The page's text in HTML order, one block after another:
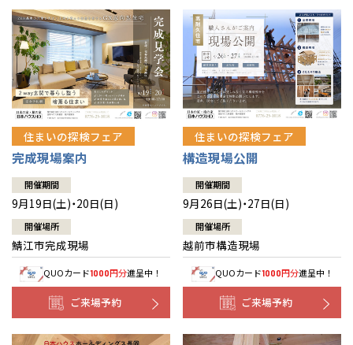
住まいの探検フェア
完成現場案内
開催期間
9月19日(土)・20日(日)
開催場所
鯖江市完成現場
QUOカード1000円分進呈中！
ご来場予約
住まいの探検フェア
構造現場公開
開催期間
9月26日(土)・27日(日)
開催場所
越前市構造現場
QUOカード1000円分進呈中！
ご来場予約